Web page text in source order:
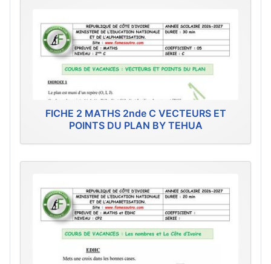
FICHE 2 MATHS 2nde C VECTEURS ET
POINTS DU PLAN BY TEHUA